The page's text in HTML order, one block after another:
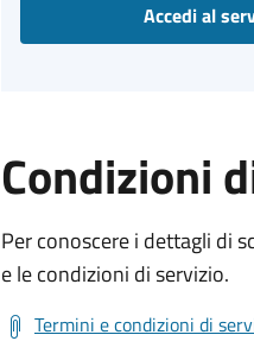
Accedi al
Condizioni
Per conoscere i dettagli di
e le condizioni di servizio.
Termini e condizioni di